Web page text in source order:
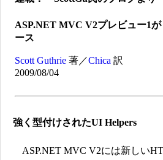
ASP.NET MVC V2プレビュー1が
ース
Scott Guthrie 著／Chica 訳
2009/08/04
強く型付けされたUI Helpers
ASP.NET MVC V2には新しい